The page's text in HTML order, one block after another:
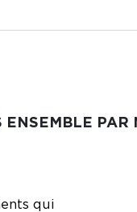
ENSEMBLE PAR
qui